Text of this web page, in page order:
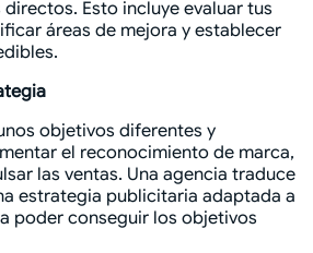
Esto incluye evaluar tus
áreas de mejora y establecer
objetivos diferentes y
el reconocimiento de marca,
las ventas. Una agencia traduce
estrategia publicitaria adaptada a
poder conseguir los objetivos